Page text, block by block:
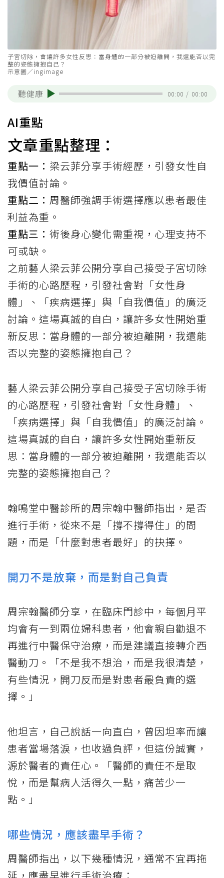
子宮切除，會讓許多女性反思：當身體的一部分被迫離開，我還能否以完
整的姿態擁抱自己？
示意圖／ingimage
聽健康 00:00 / 00:00
AI重點
文章重點整理：
重點一： 梁云菲分享手術經歷，引發女性自
我價值討論。
重點二： 周醫師強調手術選擇應以患者最佳
利益為重。
重點三： 術後身心變化需重視，心理支持不
可或缺。
之前藝人梁云菲公開分享自己接受子宮切除
手術的心路歷程，引發社會對「女性身
體」、「疾病選擇」與「自我價值」的廣泛
討論。這場真誠的自白，讓許多女性開始重
新反思：當身體的一部分被迫離開，我還能
否以完整的姿態擁抱自己？
藝人梁云菲公開分享自己接受子宮切除手術
的心路歷程，引發社會對「女性身體」、
「疾病選擇」與「自我價值」的廣泛討論。
這場真誠的自白，讓許多女性開始重新反
思：當身體的一部分被迫離開，我還能否以
完整的姿態擁抱自己？
翰鳴堂中醫診所的周宗翰中醫師指出，是否
進行手術，從來不是「撐不撐得住」的問
題，而是「什麼對患者最好」的抉擇。
開刀不是放棄，而是對自己負責
周宗翰醫師分享，在臨床門診中，每個月平
均會有一到兩位婦科患者，他會親自勸退不
再進行中醫保守治療，而是建議直接轉介西
醫動刀。「不是我不想治，而是我很清楚，
有些情況，開刀反而是對患者最負責的選
擇。」
他坦言，自己說話一向直白，曾因坦率而讓
患者當場落淚，也收過負評，但這份誠實，
源於醫者的責任心。「醫師的責任不是取
悅，而是幫病人活得久一點，痛苦少一
點。」
哪些情況，應該盡早手術？
周醫師指出，以下幾種情況，通常不宜再拖
延，應盡早進行手術治療：